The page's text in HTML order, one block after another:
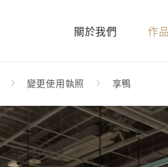
關於我們 作
變更使用執照 享鴨